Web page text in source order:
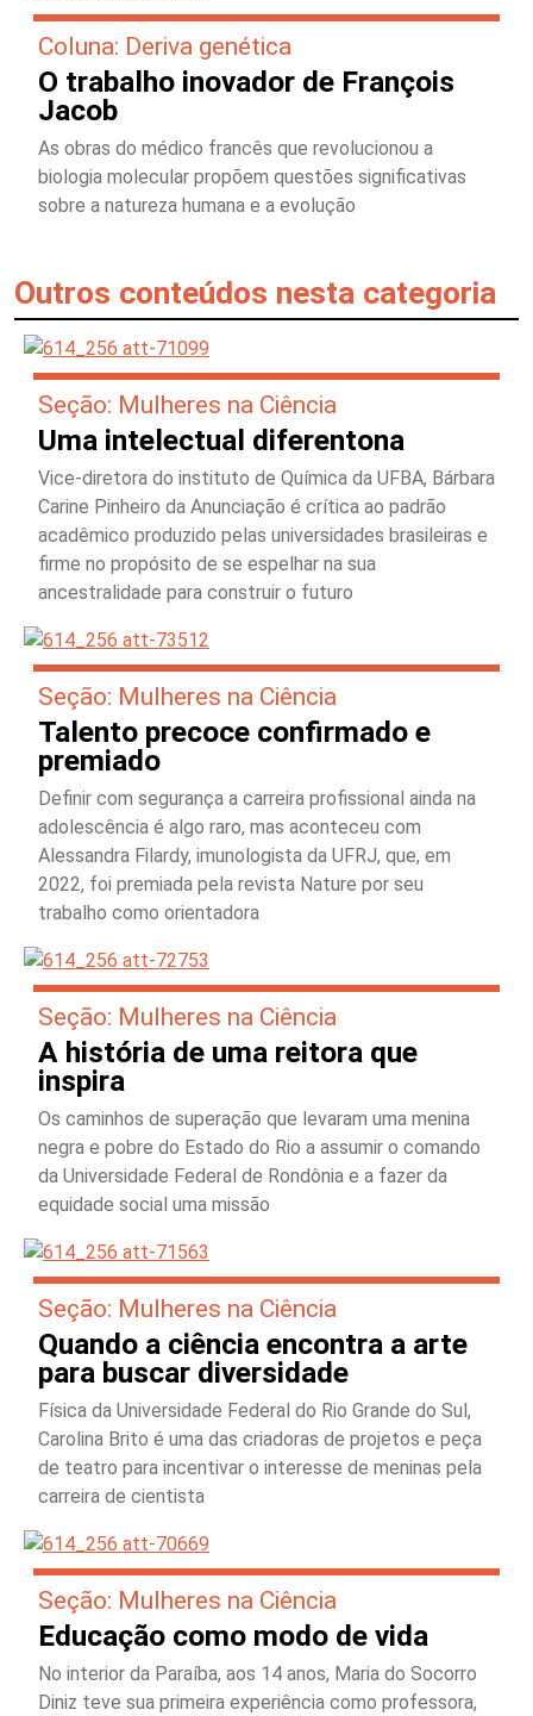
Coluna: Deriva genética
O trabalho inovador de François
Jacob
As obras do médico francês que revolucionou a
biologia molecular propõem questões significativas
sobre a natureza humana e a evolução
Outros conteúdos nesta categoria
Seção: Mulheres na Ciência
Uma intelectual diferentona
Vice-diretora do instituto de Química da UFBA, Bárbara
Carine Pinheiro da Anunciação é crítica ao padrão
acadêmico produzido pelas universidades brasileiras e
firme no propósito de se espelhar na sua
ancestralidade para construir o futuro
Seção: Mulheres na Ciência
Talento precoce confirmado e
premiado
Definir com segurança a carreira profissional ainda na
adolescência é algo raro, mas aconteceu com
Alessandra Filardy, imunologista da UFRJ, que, em
2022, foi premiada pela revista Nature por seu
trabalho como orientadora
Seção: Mulheres na Ciência
A história de uma reitora que
inspira
Os caminhos de superação que levaram uma menina
negra e pobre do Estado do Rio a assumir o comando
da Universidade Federal de Rondônia e a fazer da
equidade social uma missão
Seção: Mulheres na Ciência
Quando a ciência encontra a arte
para buscar diversidade
Física da Universidade Federal do Rio Grande do Sul,
Carolina Brito é uma das criadoras de projetos e peça
de teatro para incentivar o interesse de meninas pela
carreira de cientista
Seção: Mulheres na Ciência
Educação como modo de vida
No interior da Paraíba, aos 14 anos, Maria do Socorro
Diniz teve sua primeira experiência como professora,